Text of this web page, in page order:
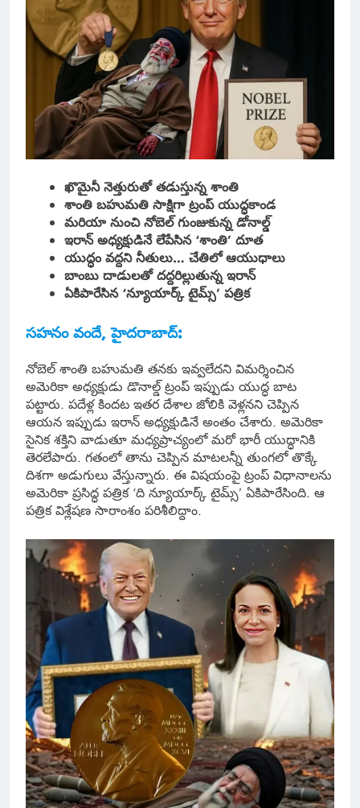
ఖొమైనీ నెత్తురుతో తడుస్తున్న శాంతి
శాంతి బహుమతి సాక్షిగా ట్రంప్ యుద్ధకాండ
మరియా నుంచి నోబెల్ గుంజుకున్న డోనాల్డ్
ఇరాన్ అధ్యక్షుడినే లేపేసిన ‘శాంతి’ దూత
యుద్ధం వద్దని నీతులు… చేతిలో ఆయుధాలు
బాంబు దాడులతో దద్దరిల్లుతున్న ఇరాన్
ఏకిపారేసిన ‘న్యూయార్క్ టైమ్స్’ పత్రిక
సహనం వందే, హైదరాబాద్:
నోబెల్ శాంతి బహుమతి తనకు ఇవ్వలేదని విమర్శించిన
అమెరికా అధ్యక్షుడు డొనాల్డ్ ట్రంప్ ఇప్పుడు యుద్ధ బాట
పట్టారు. పదేళ్ల కిందట ఇతర దేశాల జోలికి వెళ్లనని చెప్పిన
ఆయన ఇప్పుడు ఇరాన్ అధ్యక్షుడినే అంతం చేశారు. అమెరికా
సైనిక శక్తిని వాడుతూ మధ్యప్రాచ్యంలో మరో భారీ యుద్ధానికి
తెరలేపారు. గతంలో తాను చెప్పిన మాటలన్నీ తుంగలో తొక్కే
దిశగా అడుగులు వేస్తున్నారు. ఈ విషయంపై ట్రంప్ విధానాలను
అమెరికా ప్రసిద్ధ పత్రిక ‘ది న్యూయార్క్ టైమ్స్’ ఏకిపారేసింది. ఆ
పత్రిక విశ్లేషణ సారాంశం పరిశీలిద్దాం.